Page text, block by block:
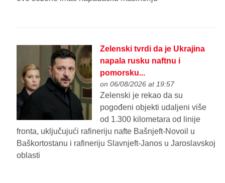
Zelenski tvrdi da je Ukrajina
napala rusku naftnu i
pomorsku...
on 06/08/2026 at 19:57
Zelenski je rekao da su
pogođeni objekti udaljeni više
od 1.300 kilometara od linije
fronta, uključujući rafineriju nafte Bašnjeft-Novoil u
Baškortostanu i rafineriju Slavnjeft-Janos u Jaroslavskoj
oblasti